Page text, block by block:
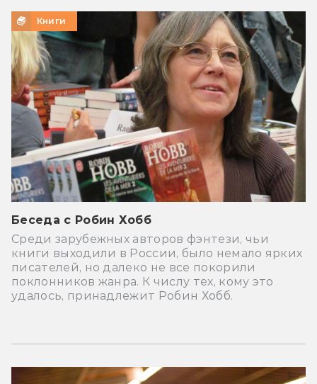
Книги
Беседа с Робин Хобб
Среди зарубежных авторов фэнтези, чьи
книги выходили в России, было немало ярких
писателей, но далеко не все покорили
поклонников жанра. К числу тех, кому это
удалось, принадлежит Робин Хобб.